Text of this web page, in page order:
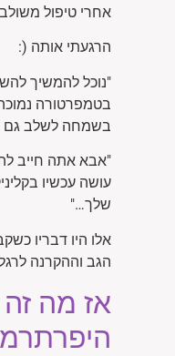
אחרי טיפול
הרגעתי אותה (:
"נוכל להמשיך
בטמפרטורה
בשמחה לשלב גם
"אבא אתה חייב
עושה עכשיו
שלך…"
אלו היו דבריו
הגב וההקרנה
אז מה זה